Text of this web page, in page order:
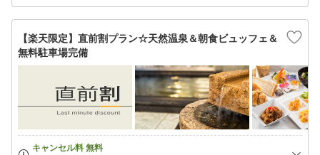
【楽天限定】直前割プラン☆天然温泉＆朝食ビュッフェ＆
無料駐車場完備